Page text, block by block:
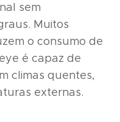
sem
Muitos
o consumo de
é capaz de
climas quentes,
externas.